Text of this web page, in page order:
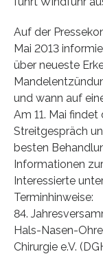
Auf der
Mai 2013
über neueste
und wann auf
Am 11. Mai
Streitgespräch
besten
Informationen
Interessierte
Terminhinweise:
84.
Hals-Nasen-
Chirurgie e.V.